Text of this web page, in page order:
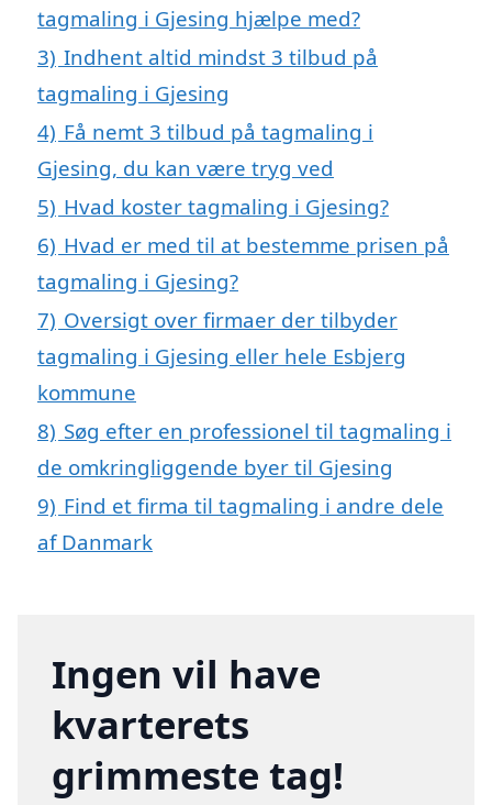
tagmaling i Gjesing hjælpe med?
3) Indhent altid mindst 3 tilbud på
tagmaling i Gjesing
4) Få nemt 3 tilbud på tagmaling i
Gjesing, du kan være tryg ved
5) Hvad koster tagmaling i Gjesing?
6) Hvad er med til at bestemme prisen på
tagmaling i Gjesing?
7) Oversigt over firmaer der tilbyder
tagmaling i Gjesing eller hele Esbjerg
kommune
8) Søg efter en professionel til tagmaling i
de omkringliggende byer til Gjesing
9) Find et firma til tagmaling i andre dele
af Danmark
Ingen vil have
kvarterets
grimmeste tag!